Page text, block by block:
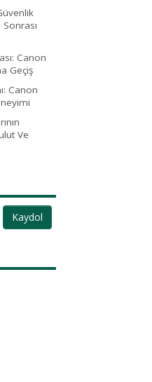
Sonrası
Canon
Geçiş
Canon
Ve
Kaydol